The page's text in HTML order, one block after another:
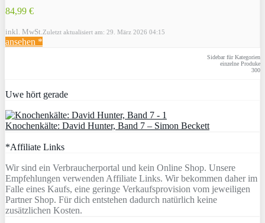
84,99 €
inkl. MwSt. Zuletzt aktualisiert am: 29. März 2026 04:15
ansehen *
Sidebar für Kategorien
einzelne Produke
300
Uwe hört gerade
Knochenkälte: David Hunter, Band 7 – Simon Beckett
*Affiliate Links
Wir sind ein Verbraucherportal und kein Online Shop. Unsere
Empfehlungen verwenden Affiliate Links. Wir bekommen daher im
Falle eines Kaufs, eine geringe Verkaufsprovision vom jeweiligen
Partner Shop. Für dich entstehen dadurch natürlich keine
zusätzlichen Kosten.